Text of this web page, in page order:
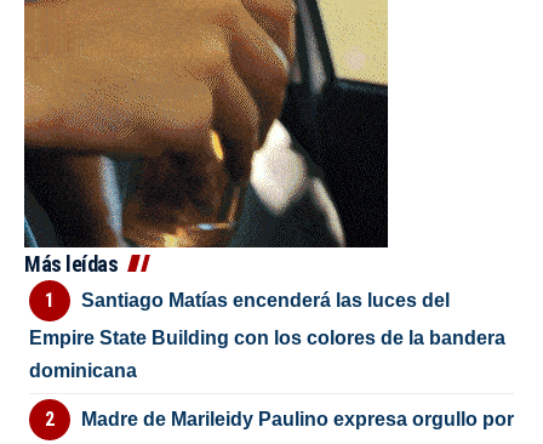
Más leídas
Santiago Matías encenderá las luces del
Empire State Building con los colores de la bandera
dominicana
Madre de Marileidy Paulino expresa orgullo por